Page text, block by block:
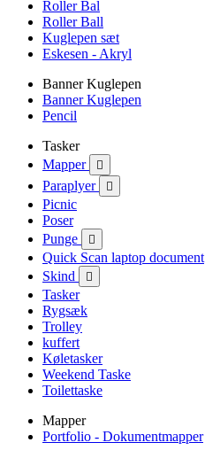
Roller Bal
Roller Ball
Kuglepen sæt
Eskesen - Akryl
Banner Kuglepen
Banner Kuglepen
Pencil
Tasker
Mapper

Paraplyer 
Picnic
Poser
Punge

Quick Scan laptop document
Skind

Tasker
Rygsæk
Trolley
kuffert
Køletasker
Weekend Taske
Toilettaske
Mapper
Portfolio - Dokumentmapper